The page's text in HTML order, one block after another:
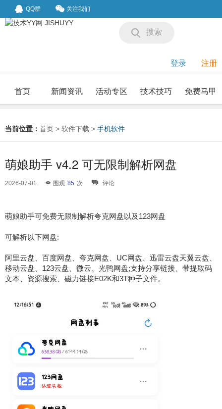
QQ群 关注我们
搜索
登录 注册
首页 新闻资讯 活动专区 技术技巧 免费马甲
当前位置： 首页 > 软件下载 > 手机软件
萌娘助手 v4.2 可无限制解析网盘
2026-07-01 围观 85 次 评论
萌娘助手可免费无限制解析夸克网盘以及123网盘
可解析以下网盘:
阿里云盘、百度网盘、夸克网盘、UC网盘、迅雷云盘天翼云盘、
移动云盘、123云盘、微云、光鸭网盘;支持分享链接、带提取码
文本、资源搜索、磁力链接E02K和3T种子文件。